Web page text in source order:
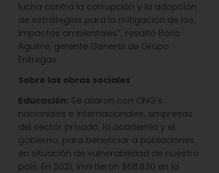
lucha contra la corrupción y la adopción
de estrategias para la mitigación de los
impactos ambientales”, resaltó Boris
Aguirre, gerente General de Grupo
Entregas.
Sobre las obras sociales
Educación: Se aliaron con ONG’s
nacionales e internacionales, empresas
del sector privado, la academia y el
gobierno, para beneficiar a poblaciones
en situación de vulnerabilidad de nuestro
país. En 2021, invirtieron $68.830 en la